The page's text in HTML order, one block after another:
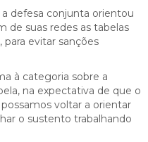
defesa conjunta orientou
de suas redes as tabelas
para evitar sanções
à categoria sobre a
na expectativa de que o
voltar a orientar
o sustento trabalhando